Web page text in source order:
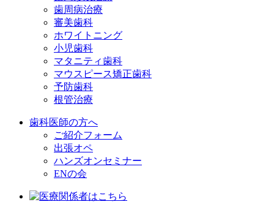
歯周病治療
審美歯科
ホワイトニング
小児歯科
マタニティ歯科
マウスピース矯正歯科
予防⻭科
根管治療
歯科医師の方へ
ご紹介フォーム
出張オペ
ハンズオンセミナー
ENの会